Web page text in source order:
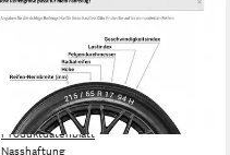
NEXEN
Ganzjahresreifen N`Blue
4Season, in verschiedenen
Ausführungen erhältlich
Kraftstoffeffizienz
Produktdatenblatt
Nasshaftung